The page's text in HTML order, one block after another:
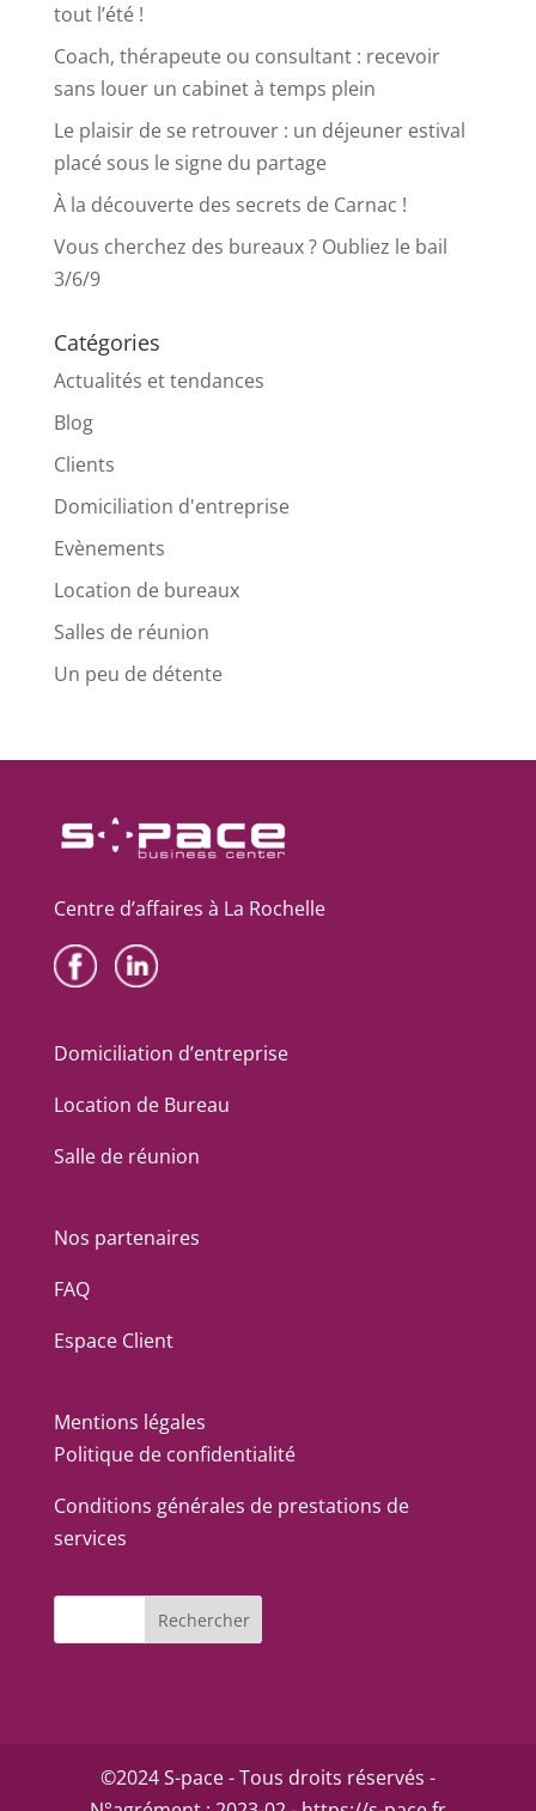
tout l’été !
Coach, thérapeute ou consultant : recevoir
sans louer un cabinet à temps plein
Le plaisir de se retrouver : un déjeuner estival
placé sous le signe du partage
À la découverte des secrets de Carnac !
Vous cherchez des bureaux ? Oubliez le bail
3/6/9
Catégories
Actualités et tendances
Blog
Clients
Domiciliation d'entreprise
Evènements
Location de bureaux
Salles de réunion
Un peu de détente
Centre d’affaires à La Rochelle
Domiciliation d’entreprise
Location de Bureau
Salle de réunion
Nos partenaires
FAQ
Espace Client
Mentions légales
Politique de confidentialité
Conditions générales de prestations de
services
©2024 S-pace - Tous droits réservés -